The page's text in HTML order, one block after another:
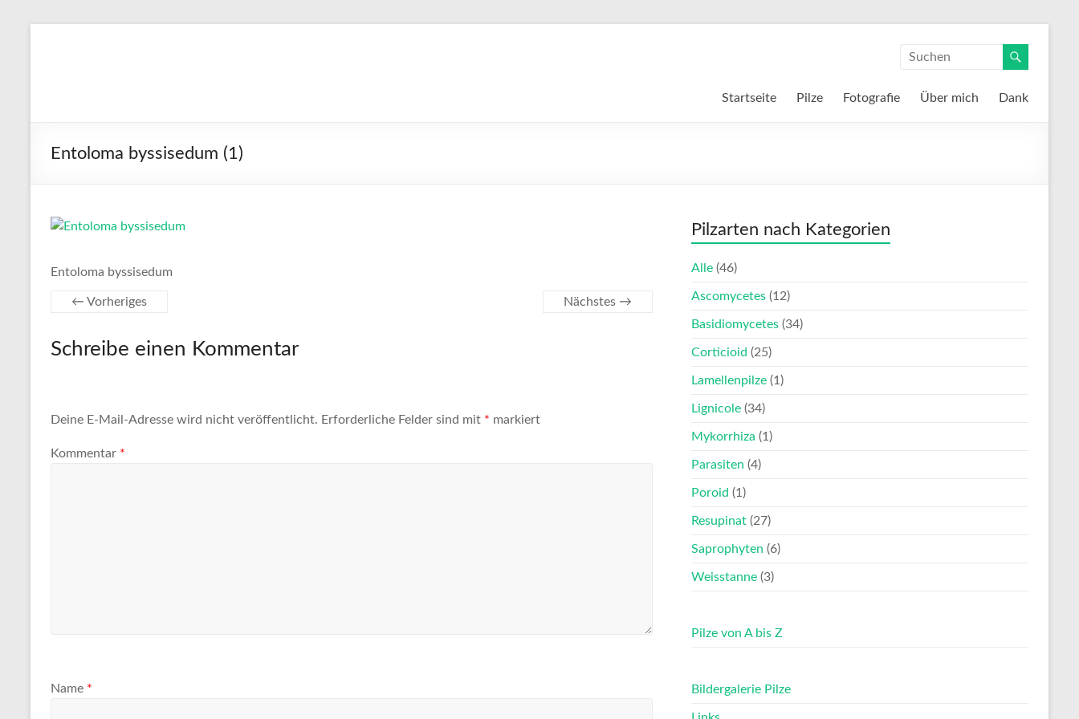
Startseite Pilze Fotografie Über mich Dank
Entoloma byssisedum (1)
Entoloma byssisedum
← Vorheriges Nächstes →
Schreibe einen Kommentar
Deine E-Mail-Adresse wird nicht veröffentlicht. Erforderliche Felder sind mit * markiert
Kommentar *
Name *
Pilzarten nach Kategorien
Alle (46)
Ascomycetes (12)
Basidiomycetes (34)
Corticioid (25)
Lamellenpilze (1)
Lignicole (34)
Mykorrhiza (1)
Parasiten (4)
Poroid (1)
Resupinat (27)
Saprophyten (6)
Weisstanne (3)
Pilze von A bis Z
Bildergalerie Pilze